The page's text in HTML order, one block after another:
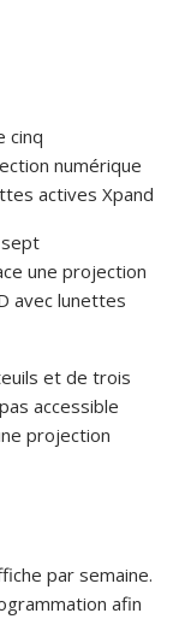
cinq
numérique
actives Xpand
une projection
avec lunettes
et de trois
accessible
projection
par semaine.
afin